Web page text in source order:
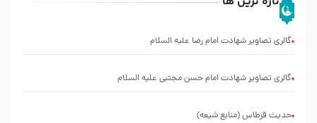
گالری تصاویر شهادت امام رضا علیه السلام
گالری تصاویر شهادت امام حسن مجتبی علیه السلام
حدیث قرطاس (منابع شیعه)